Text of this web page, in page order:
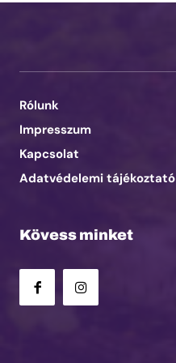
Rólunk
Impresszum
Kapcsolat
Adatvédelemi tájékoztató
Kövess minket